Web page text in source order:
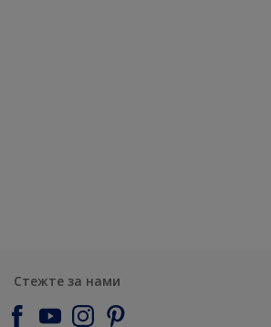
Стежте за нами